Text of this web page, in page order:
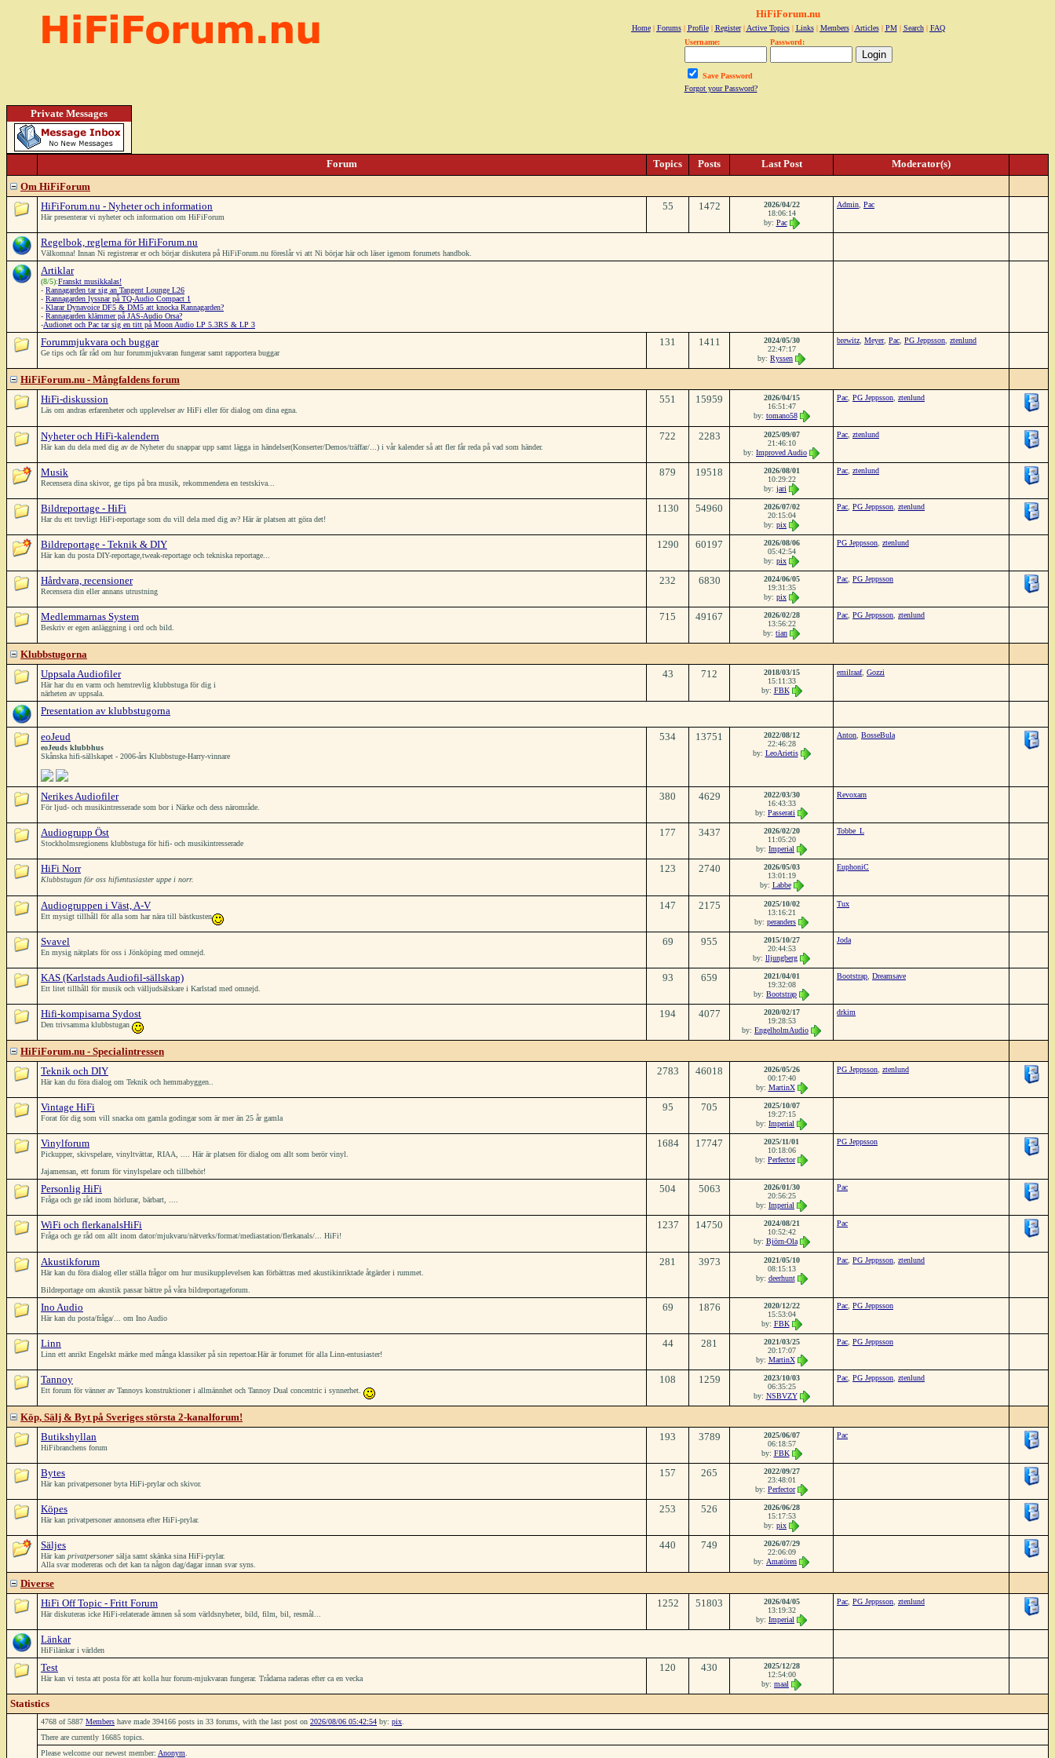
HiFiForum.nu
Home| Forums| Profile| Register| Active Topics| Links| Members| Articles| PM| Search| FAQ
Username:
Password:
Save Password
Forgot your Password?
Private Messages
Forum Topics Posts Last Post
Moderator(s)
Om HiFiForum
HiFiForum.nu - Nyheter och information
Här presenterar vi nyheter och information om HiFiForum
55 1472
2026/04/22
18:06:14
by: Pac
Admin Pac
Regelbok, reglerna för HiFiForum.nu
Välkomna! Innan Ni registrerar er och börjar diskutera på HiFiForum.nu föreslår vi att Ni börjar här och läser igenom forumets handbok.
Artiklar
(8/5):Franskt musikkalas!
- Rannagarden tar sig an Tangent Lounge L26
- Rannagarden lyssnar på TQ-Audio Compact 1
- Klarar Dynavoice DF5 & DM5 att knocka Rannagarden?
- Rannagarden klämmer på JAS-Audio Orsa?
-Audionet och Pac tar sig en titt på Moon Audio LP 5.3RS & LP 3
Forummjukvara och buggar
Ge tips och får råd om hur forummjukvaran fungerar samt rapportera buggar
131 1411
2024/05/30
22:47:17
by: Ryssen
brewitz Meyer, Pac PG Jeppsson ztenlund
HiFiForum.nu - Mångfaldens forum
HiFi-diskussion
Läs om andras erfarenheter och upplevelser av HiFi eller för dialog om dina egna.
551 15959
2026/04/15
16:51:47
by: tomano58
Pac PG Jeppsson ztenlund
Nyheter och HiFi-kalendern
Här kan du dela med dig av de Nyheter du snappar upp samt lägga in händelser(Konserter/Demos/träffar/...) i vår kalender så att fler får reda på vad som händer.
722 2283
2025/09/07
21:46:10
by: Improved Audio
Pac ztenlund
Musik
Recensera dina skivor, ge tips på bra musik, rekommendera en testskiva...
879 19518
2026/08/01
10:29:22
by: jari
Pac ztenlund
Bildreportage - HiFi
Har du ett trevligt HiFi-reportage som du vill dela med dig av? Här är platsen att göra det!
1130 54960
2026/07/02
20:15:04
by: pix
Pac PG Jeppsson ztenlund
Bildreportage - Teknik & DIY
Här kan du posta DIY-reportage,tweak-reportage och tekniska reportage...
1290 60197
2026/08/06
05:42:54
by: pix
PG Jeppsson ztenlund
Hårdvara, recensioner
Recensera din eller annans utrustning
232 6830
2024/06/05
19:31:35
by: pix
Pac PG Jeppsson
Medlemmarnas System
Beskriv er egen anläggning i ord och bild.
715 49167
2026/02/28
13:56:22
by: tian
Pac PG Jeppsson ztenlund
Klubbstugorna
Uppsala Audiofiler
Här har du en varm och hemtrevlig klubbstuga för dig i
närheten av uppsala.
43 712
2018/03/15
15:11:33
by: FBK
emilraaf, Gozzi
Presentation av klubbstugorna
eoJeud
eoJeuds klubbhus
Skånska hifi-sällskapet - 2006-års Klubbstuge-Harry-vinnare
534 13751
2022/08/12
22:46:28
by: LeoArietis
Anton BosseBula
Nerikes Audiofiler
För ljud- och musikintresserade som bor i Närke och dess närområde.
380 4629
2022/03/30
16:43:33
by: Passerati
Revoxarn
Audiogrupp Öst
Stockholmsregionens klubbstuga för hifi- och musikintresserade
177 3437
2026/02/20
11:05:20
by: Imperial
Tobbe_L
HiFi Norr
Klubbstugan för oss hifientusiaster uppe i norr.
123 2740
2026/05/03
13:01:19
by: Labbe
EuphoniC
Audiogruppen i Väst, A-V
Ett mysigt tillhåll för alla som har nära till bästkusten
147 2175
2025/10/02
13:16:21
by: peranders
Tux
Svavel
En mysig nätplats för oss i Jönköping med omnejd.
69 955
2015/10/27
20:44:53
by: lljungberg
Joda
KAS (Karlstads Audiofil-sällskap)
Ett litet tillhåll för musik och välljudsälskare i Karlstad med omnejd.
93 659
2021/04/01
19:32:08
by: Bootstrap
Bootstrap Dreamsave
Hifi-kompisarna Sydost
Den trivsamma klubbstugan
194 4077
2020/02/17
19:28:53
by: EngelholmAudio
drkim
HiFiForum.nu - Specialintressen
Teknik och DIY
Här kan du föra dialog om Teknik och hemmabyggen..
2783 46018
2026/05/26
00:17:40
by: MartinX
PG Jeppsson ztenlund
Vintage HiFi
Forat för dig som vill snacka om gamla godingar som är mer än 25 år gamla
95 705
2025/10/07
19:27:15
by: Imperial
Vinylforum
Pickupper, skivspelare, vinyltvättar, RIAA, .... Här är platsen för dialog om allt som berör vinyl.
Jajamensan, ett forum för vinylspelare och tillbehör!
1684 17747
2025/11/01
10:18:06
by: Perfector
PG Jeppsson
Personlig HiFi
Fråga och ge råd inom hörlurar, bärbart, ....
504 5063
2026/01/30
20:56:25
by: Imperial
Pac
WiFi och flerkanalsHiFi
Fråga och ge råd om allt inom dator/mjukvaru/nätverks/format/mediastation/flerkanals/... HiFi!
1237 14750
2024/08/21
10:52:42
by: Björn-Ola
Pac
Akustikforum
Här kan du föra dialog eller ställa frågor om hur musikupplevelsen kan förbättras med akustikinriktade åtgärder i rummet.
Bildreportage om akustik passar bättre på våra bildreportageforum.
281 3973
2021/05/10
08:15:13
by: deerhunt
Pac PG Jeppsson ztenlund
Ino Audio
Här kan du posta/fråga/... om Ino Audio
69 1876
2020/12/22
15:53:04
by: FBK
Pac PG Jeppsson
Linn
Linn ett anrikt Engelskt märke med många klassiker på sin repertoar.Här är forumet för alla Linn-entusiaster!
44 281
2021/03/25
20:17:07
by: MartinX
Pac PG Jeppsson
Tannoy
Ett forum för vänner av Tannoys konstruktioner i allmännhet och Tannoy Dual concentric i synnerhet.
108 1259
2023/10/03
06:35:25
by: NSBVZY
Pac PG Jeppsson ztenlund
Köp, Sälj & Byt på Sveriges största 2-kanalforum!
Butikshyllan
HiFibranchens forum
193 3789
2025/06/07
06:18:57
by: FBK
Pac
Bytes
Här kan privatpersoner byta HiFi-prylar och skivor.
157 265
2022/09/27
23:48:01
by: Perfector
Köpes
Här kan privatpersoner annonsera efter HiFi-prylar.
253 526
2026/06/28
15:17:53
by: pix
Säljes
Här kan privatpersoner sälja samt skänka sina HiFi-prylar.
Alla svar modereras och det kan ta någon dag/dagar innan svar syns.
440 749
2026/07/29
22:06:09
by: Amatören
Diverse
HiFi Off Topic - Fritt Forum
Här diskuteras icke HiFi-relaterade ämnen så som världsnyheter, bild, film, bil, resmål...
1252 51803
2026/04/05
13:19:32
by: Imperial
Pac PG Jeppsson ztenlund
Länkar
HiFilänkar i världen
Test
Här kan vi testa att posta för att kolla hur forum-mjukvaran fungerar. Trådarna raderas efter ca en vecka
120 430
2025/12/28
12:54:00
by: maal
Statistics
4768 of 5887 Members have made 394166 posts in 33 forums, with the last post on 2026/08/06 05:42:54 by: pix
There are currently 16685 topics.
Please welcome our newest member: Anonym